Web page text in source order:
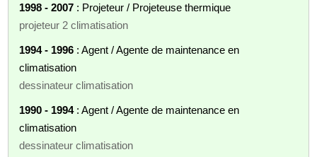
1998 - 2007 : Projeteur / Projeteuse thermique
projeteur 2 climatisation
1994 - 1996 : Agent / Agente de maintenance en
climatisation
dessinateur climatisation
1990 - 1994: Agent / Agente de maintenance en
climatisation
dessinateur climatisation